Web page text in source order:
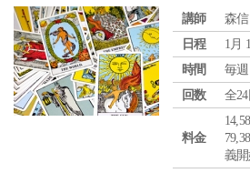
講師
森
日程
1月
時間
毎
回数
全
料金
義開